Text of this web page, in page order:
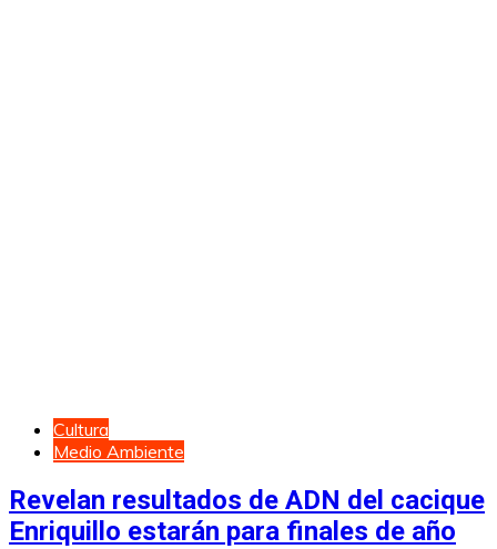
Cultura
Medio Ambiente
Revelan resultados de ADN del cacique
Enriquillo estarán para finales de año